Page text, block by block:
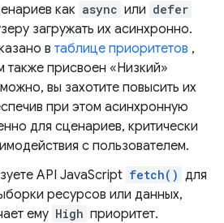
как async или defer
загружать их асинхронно.
в таблице приоритетов ,
также присвоен «Низкий»
вы захотите повысить их
при этом асинхронную
для сценариев, критически
с пользователем.
API JavaScript fetch() для
ресурсов или данных,
ему High приоритет.